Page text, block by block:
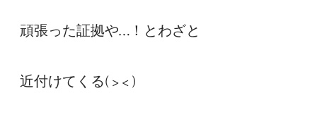
頑張った証拠や…！とわざと
近付けてくる( > < )